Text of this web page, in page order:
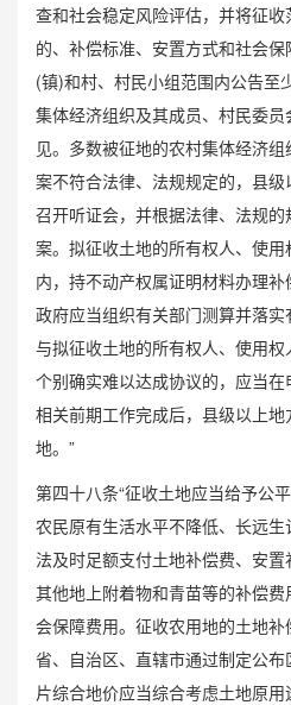
查和社会稳定风险评估，并将征
的、补偿标准、安置方式和社会
(镇)和村、村民小组范围内公告至
集体经济组织及其成员、村民委
见。多数被征地的农村集体经济
案不符合法律、法规规定的，县
召开听证会，并根据法律、法规
案。拟征收土地的所有权人、使
内，持不动产权属证明材料办理
政府应当组织有关部门测算并落实
与拟征收土地的所有权人、使用
个别确实难以达成协议的，应当在
相关前期工作完成后，县级以上
地。”
第四十八条“征收土地应当给予公
农民原有生活水平不降低、长远
法及时足额支付土地补偿费、安置
其他地上附着物和青苗等的补偿
会保障费用。征收农用地的土地
省、自治区、直辖市通过制定公
片综合地价应当综合考虑土地原